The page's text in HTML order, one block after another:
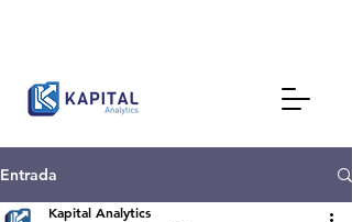
Entrada
Kapital Analytics